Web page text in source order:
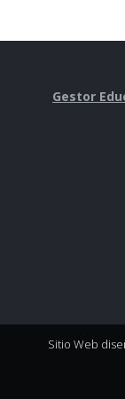
Gestor
Sitio Web